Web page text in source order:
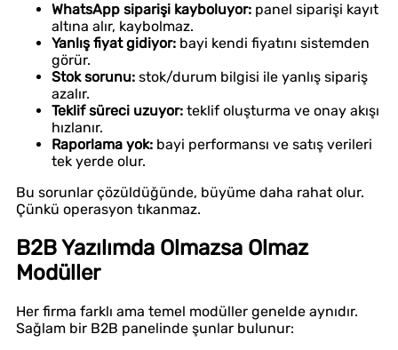
WhatsApp siparişi kayboluyor: panel siparişi kayıt
altına alır, kaybolmaz.
Yanlış fiyat gidiyor: bayi kendi fiyatını sistemden
görür.
Stok sorunu: stok/durum bilgisi ile yanlış sipariş
azalır.
Teklif süreci uzuyor: teklif oluşturma ve onay akışı
hızlanır.
Raporlama yok: bayi performansı ve satış verileri
tek yerde olur.
Bu sorunlar çözüldüğünde, büyüme daha rahat olur.
Çünkü operasyon tıkanmaz.
B2B Yazılımda Olmazsa Olmaz
Modüller
Her firma farklı ama temel modüller genelde aynıdır.
Sağlam bir B2B panelinde şunlar bulunur: